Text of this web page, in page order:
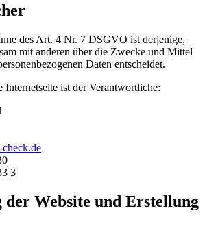
des Art. 4 Nr. 7 DSGVO ist derjenige,
mit anderen über die Zwecke und Mittel
Daten entscheidet.
ist der Verantwortliche:
3
Website und Erstellung